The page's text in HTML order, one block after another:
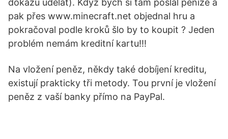
dokážu udělat). Když bych si tam poslal peníze a
pak přes www.minecraft.net objednal hru a
pokračoval podle kroků šlo by to koupit ? Jeden
problém nemám kreditní kartu!!!
Na vložení peněz, někdy také dobíjení kreditu,
existují prakticky tři metody. Tou první je vložení
peněz z vaší banky přímo na PayPal.